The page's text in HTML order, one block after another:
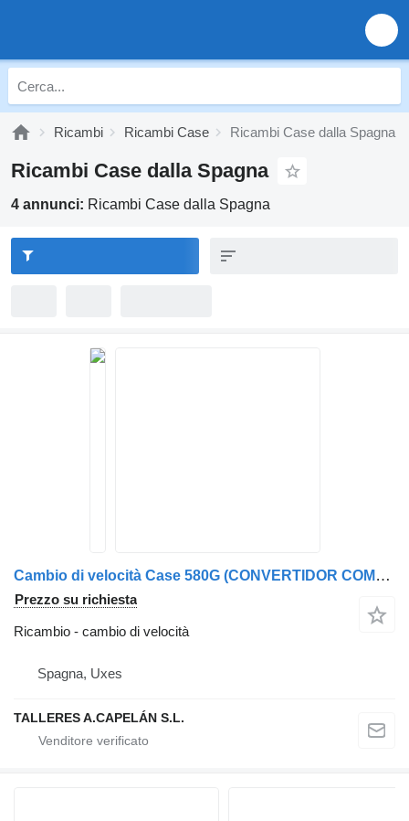
Ricambi Ricambi Case Ricambi Case dalla Spagna
Ricambi Case dalla Spagna
4 annunci: Ricambi Case dalla Spagna
Cambio di velocità Case 580G (CONVERTIDOR COMPLETO)
Prezzo su richiesta
Ricambio - cambio di velocità
Spagna, Uxes
TALLERES A.CAPELÁN S.L.